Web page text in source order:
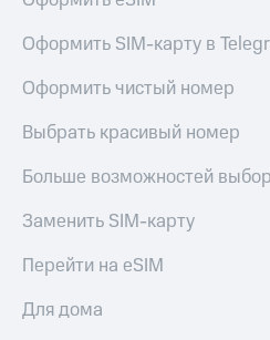
Оформить SIM-карту в
Оформить чистый номер
Выбрать красивый номер
Больше возможностей
Заменить SIM-карту
Перейти на eSIM
Для дома